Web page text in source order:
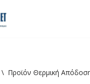
\ Προϊόν Θερμική